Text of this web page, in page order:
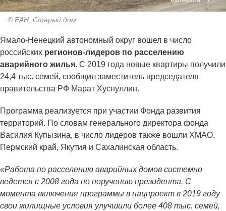
© ЕАН. Старый дом
Ямало-Ненецкий автономный округ вошел в число
российских регионов-лидеров по расселению
аварийного жилья. С 2019 года новые квартиры получили
24,4 тыс. семей, сообщил заместитель председателя
правительства РФ Марат Хуснуллин.
Программа реализуется при участии Фонда развития
территорий. По словам генерального директора фонда
Василия Купызина, в число лидеров также вошли ХМАО,
Пермский край, Якутия и Сахалинская область.
«Работа по расселению аварийных домов системно
ведется с 2008 года по поручению президента. С
момента включения программы в нацпроект в 2019 году
свои жилищные условия улучшили более 408 тыс. семей,